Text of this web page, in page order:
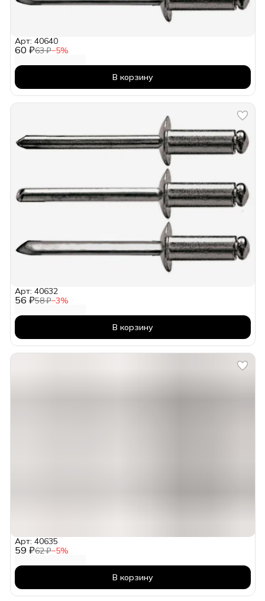
60 ₽63 ₽−5%
Арт: 40640
В корзину
56 ₽58 ₽−3%
Арт: 40632
В корзину
59 ₽62 ₽−5%
Арт: 40635
В корзину